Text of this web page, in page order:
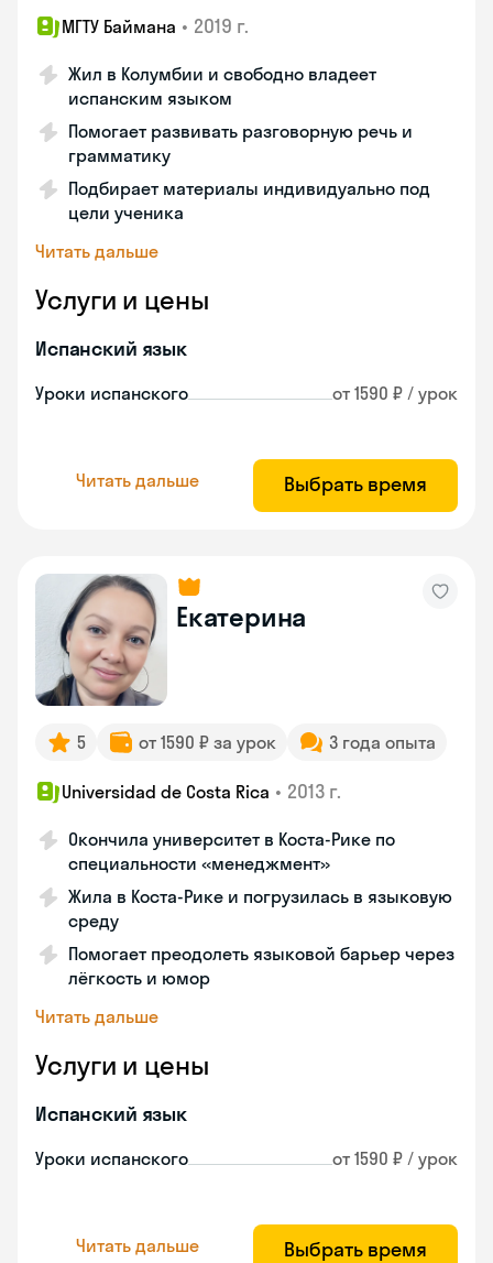
МГТУ Баймана • 2019 г.
Жил в Колумбии и свободно владеет
испанским языком
Помогает развивать разговорную речь и
грамматику
Подбирает материалы индивидуально под
цели ученика
Читать дальше
Услуги и цены
Испанский язык
Уроки испанского от 1590 ₽ / урок
Читать дальше Выбрать время
Екатерина
5 от 1590 ₽ за урок 3 года опыта
Universidad de Costa Rica • 2013 г.
Окончила университет в Коста‑Рике по
специальности «менеджмент»
Жила в Коста‑Рике и погрузилась в языковую
среду
Помогает преодолеть языковой барьер через
лёгкость и юмор
Читать дальше
Услуги и цены
Испанский язык
Уроки испанского от 1590 ₽ / урок
Читать дальше Выбрать время